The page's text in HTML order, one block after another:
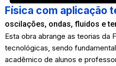
Física com aplicação
oscilações, ondas, fluidos e
Esta obra abrange as teorias da
tecnológicas, sendo
acadêmico de alunos e